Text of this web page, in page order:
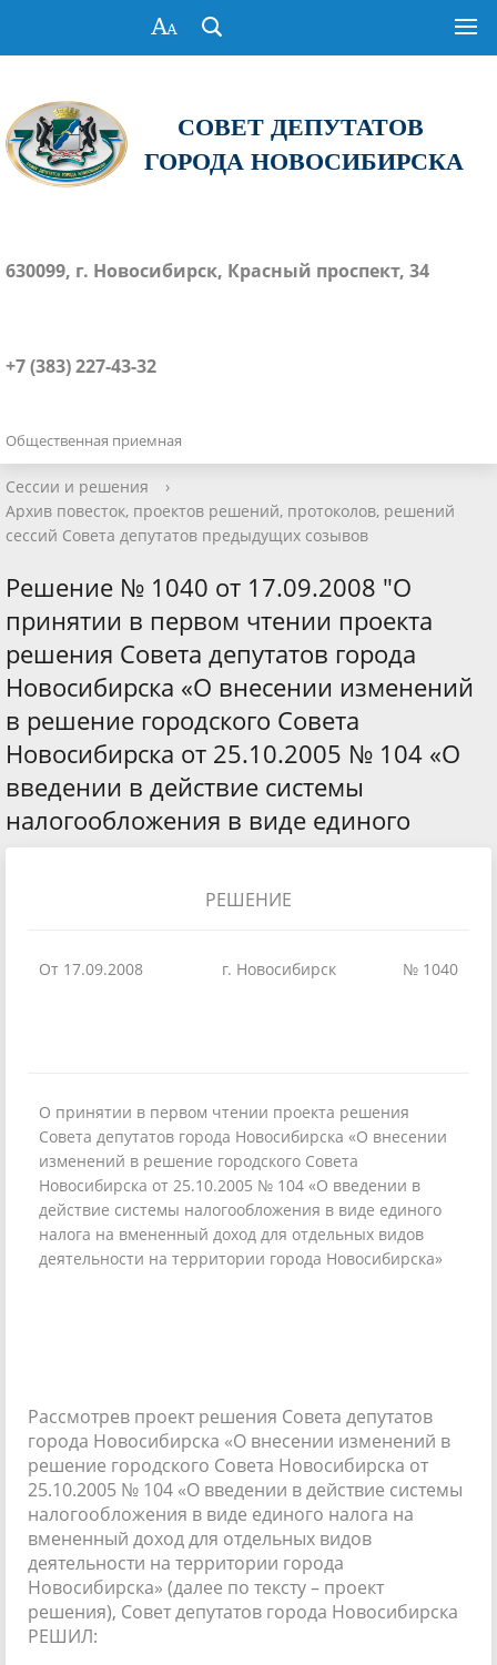
СОВЕТ ДЕПУТАТОВ
ГОРОДА НОВОСИБИРСКА
630099, г. Новосибирск, Красный проспект, 34
+7 (383) 227-43-32
Общественная приемная
Сессии и решения
›
Архив повесток, проектов решений, протоколов, решений
сессий Совета депутатов предыдущих созывов
Решение № 1040 от 17.09.2008 "О
принятии в первом чтении проекта
решения Совета депутатов города
Новосибирска «О внесении изменений
в решение городского Совета
Новосибирска от 25.10.2005 № 104 «О
введении в действие системы
налогообложения в виде единого
РЕШЕНИЕ
От 17.09.2008 г. Новосибирск № 1040
О принятии в первом чтении проекта решения
Совета депутатов города Новосибирска «О внесении
изменений в решение городского Совета
Новосибирска от 25.10.2005 № 104 «О введении в
действие системы налогообложения в виде единого
налога на вмененный доход для отдельных видов
деятельности на территории города Новосибирска»
Рассмотрев проект решения Совета депутатов
города Новосибирска «О внесении изменений в
решение городского Совета Новосибирска от
25.10.2005 № 104 «О введении в действие системы
налогообложения в виде единого налога на
вмененный доход для отдельных видов
деятельности на территории города
Новосибирска» (далее по тексту – проект
решения), Совет депутатов города Новосибирска
РЕШИЛ: